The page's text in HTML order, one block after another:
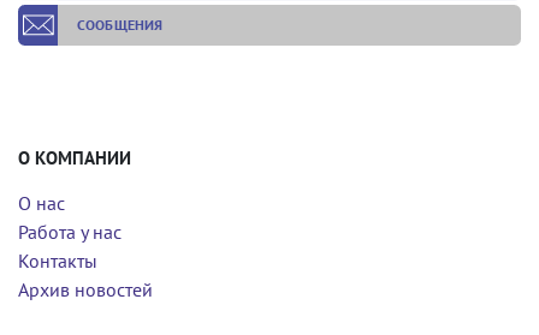
СООБЩЕНИЯ
О КОМПАНИИ
О нас
Работа у нас
Контакты
Архив новостей